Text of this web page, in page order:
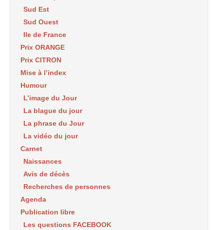
Sud Est
Sud Ouest
Ile de France
Prix ORANGE
Prix CITRON
Mise à l’index
Humour
L’image du Jour
La blague du jour
La phrase du Jour
La vidéo du jour
Carnet
Naissances
Avis de décès
Recherches de personnes
Agenda
Publication libre
Les questions FACEBOOK